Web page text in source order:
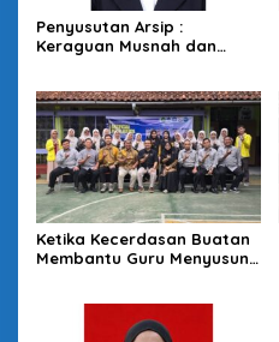
Penyusutan Arsip :
Keraguan Musnah dan
Ketika Kecerdasan Buatan
Membantu Guru Menyusun